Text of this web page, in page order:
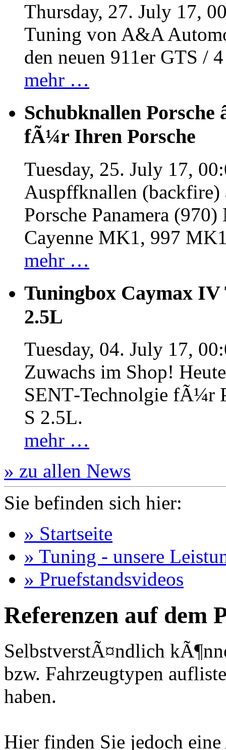
Thursday, 27. July 17,
Tuning von A&A
den neuen 911er GTS /
mehr …
Schubknallen Porsche
fÃ¼r Ihren Porsche
Tuesday, 25. July 17,
Auspffknallen
Porsche Panamera
Cayenne MK1, 997
mehr …
Tuningbox Caymax IV
2.5L
Tuesday, 04. July 17,
Zuwachs im Shop!
SENT‐Technolgie fÃ¼r
S 2.5L.
mehr …
» zu allen News
Sie befinden sich hier:
» Startseite
» Tuning - unsere
» Pruefstandsvideos
Referenzen auf dem
SelbstverstÃ¤ndlich
bzw. Fahrzeugtypen
haben.
Hier finden Sie jedoch